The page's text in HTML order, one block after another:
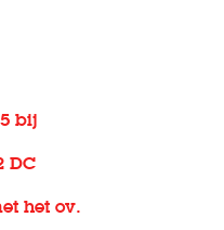
bij
DC
het ov.